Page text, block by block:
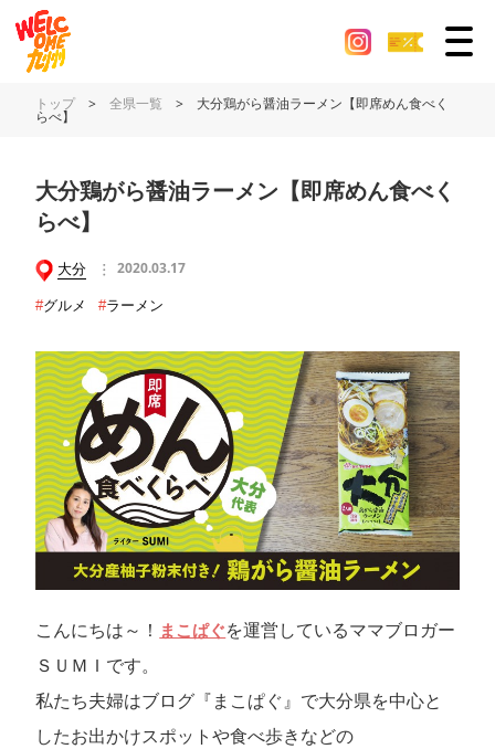
トップ >全県一覧 > 大分鶏がら醤油ラーメン【即席めん食べく
らべ】
大分鶏がら醤油ラーメン【即席めん食べく
らべ】
大分 2020.03.17
#グルメ #ラーメン
こんにちは～！ まこぱぐを運営しているママブロガー
ＳＵＭＩです。
私たち夫婦はブログ『まこぱぐ』で大分県を中心と
したお出かけスポットや食べ歩きなどの